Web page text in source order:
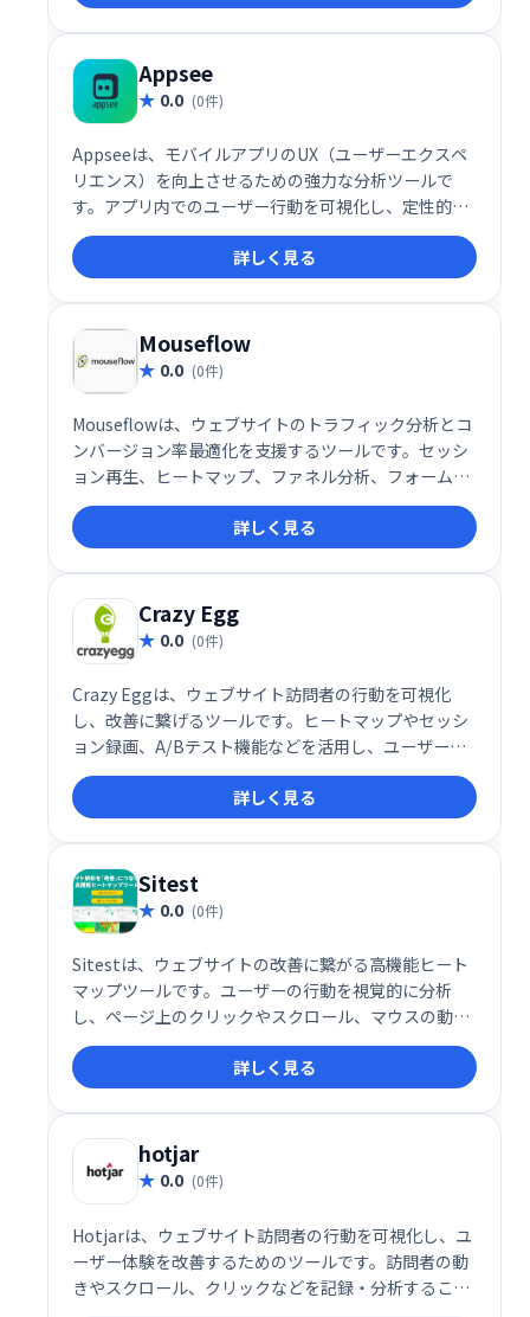
Appsee
0.0 (0件)
Appseeは、モバイルアプリのUX（ユーザーエクスペ
リエンス）を向上させるための強力な分析ツールで
す。アプリ内でのユーザー行動を可視化し、定性的な
データに基づいて課題を特定、改善することで、ユー
ザー体験の最適化を実現します。直感的なインターフ
ェースで、スムーズな分析と改善サイクルをサポート
します。
詳しく見る
Mouseflow
0.0 (0件)
Mouseflowは、ウェブサイトのトラフィック分析とコ
ンバージョン率最適化を支援するツールです。セッシ
ョン再生、ヒートマップ、ファネル分析、フォーム分
析、ユーザーフィードバック機能により、顧客行動を
詳細に把握し、ウェブサイトの改善点を特定できま
す。ボトルネックの解消とコンバージョン率向上を実
現します。
詳しく見る
Crazy Egg
0.0 (0件)
Crazy Eggは、ウェブサイト訪問者の行動を可視化
し、改善に繋げるツールです。ヒートマップやセッシ
ョン録画、A/Bテスト機能などを活用し、ユーザーの
動向を分析することで、ウェブサイトの改善点を見つ
け出し、コンバージョン率向上を実現します。 ウェブ
サイトの課題を明らかにし、効果的な改善策を導き出
すための強力な武器となります。
詳しく見る
Sitest
0.0 (0件)
Sitestは、ウェブサイトの改善に繋がる高機能ヒート
マップツールです。ユーザーの行動を視覚的に分析
し、ページ上のクリックやスクロール、マウスの動き
を詳細に把握できます。これにより、ユーザビリティ
の向上やコンバージョン率の改善に役立ちます。ウェ
ブサイトの課題を明確化し、効果的な改善策を導き出
したい方におすすめです。
詳しく見る
hotjar
0.0 (0件)
Hotjarは、ウェブサイト訪問者の行動を可視化し、ユ
ーザー体験を改善するためのツールです。訪問者の動
きやスクロール、クリックなどを記録・分析すること